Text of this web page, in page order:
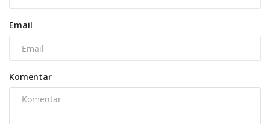
Email
Komentar